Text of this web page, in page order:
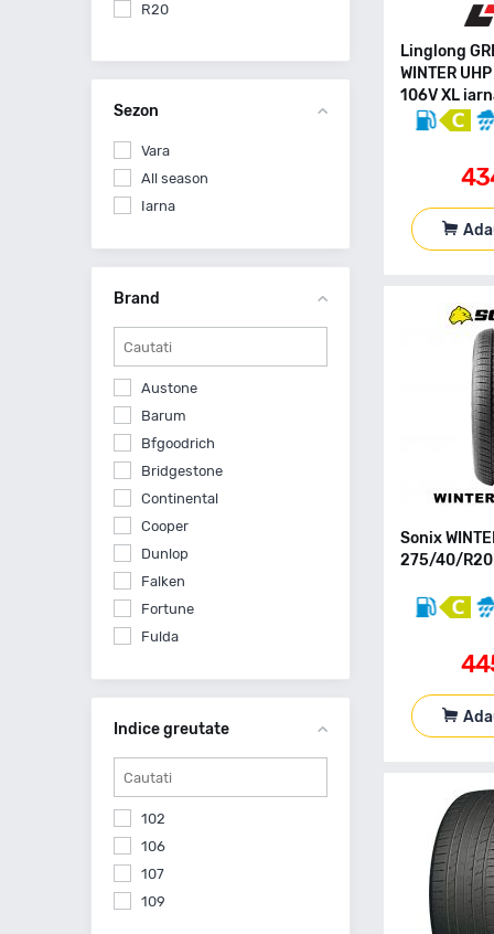
Linglong
WINTER
106V XL
Sonix
275/40/R20
R20
Sezon
Vara
All season
Iarna
Brand
Austone
Barum
Bfgoodrich
Bridgestone
Continental
Cooper
Dunlop
Falken
Fortune
Fulda
Kumho
Laufenn
Indice greutate
102
106
107
109